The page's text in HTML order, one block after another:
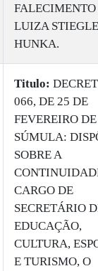
FALECIMENTO
LUIZA
HUNKA.
Titulo:
066, DE 25 DE
FEVEREIRO
SÚMULA:
SOBRE A
CARGO DE
SECRETÁRIO
EDUCAÇÃO,
CULTURA,
E TURISMO, O